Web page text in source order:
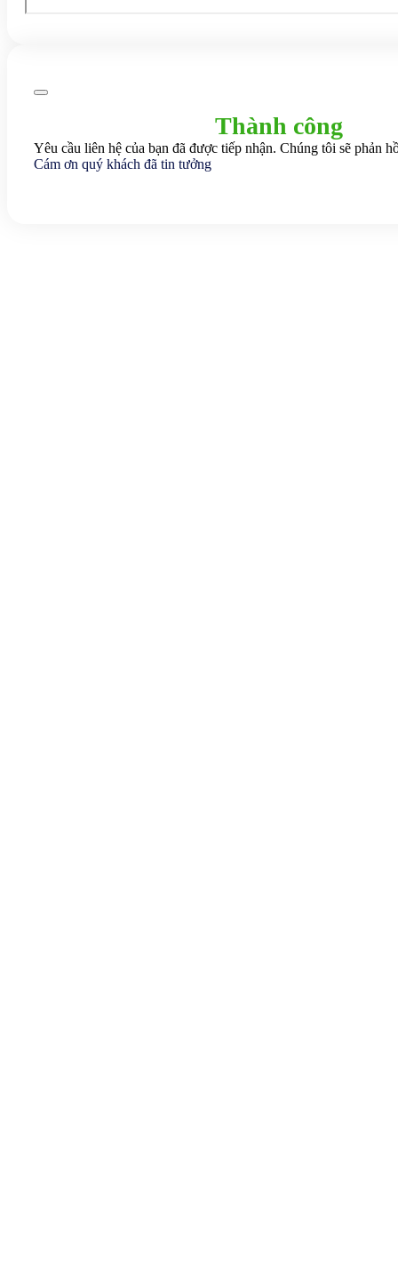
Thành công
Yêu cầu liên hệ của bạn đã được tiếp nhận. Chúng tôi sẽ phản
Cám ơn quý khách đã tin tưởng